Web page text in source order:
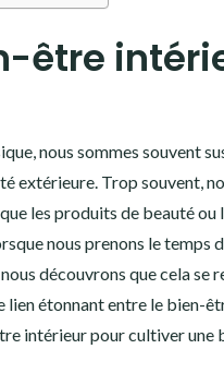
être
nous sommes souvent
extérieure. Trop souvent,
les produits de beauté
nous prenons le
découvrons que cela
lien étonnant entre le bien-
intérieur pour cultiver une